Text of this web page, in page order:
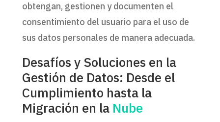
obtengan, gestionen y documenten el
consentimiento del usuario para el uso de
sus datos personales de manera adecuada.
Desafíos y Soluciones en la
Gestión de Datos: Desde el
Cumplimiento hasta la
Migración en la Nube